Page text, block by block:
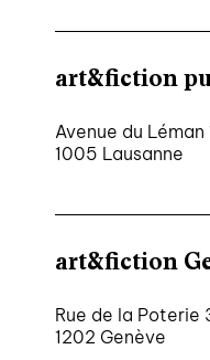
art&fiction
Avenue du Léman
1005 Lausanne
art&fiction
Rue de la Poterie
1202 Genève